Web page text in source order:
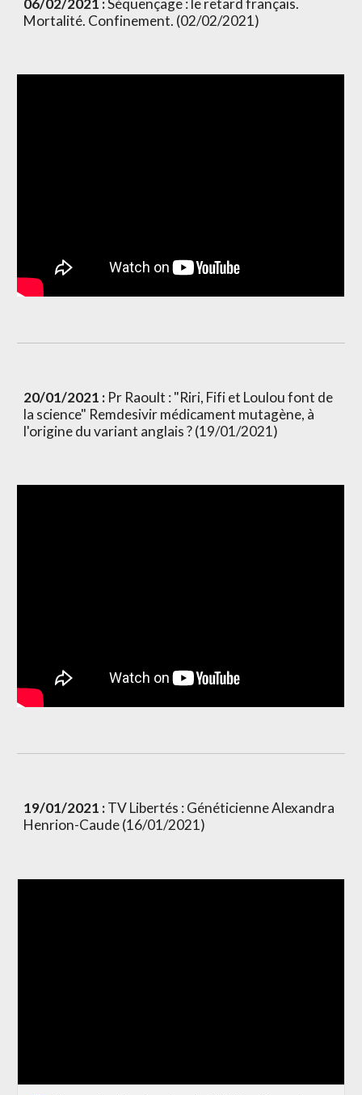
06/02/2021 : Séquençage : le retard français.
Mortalité. Confinement. (02/02/2021)
20/01/2021 : Pr Raoult : "Riri, Fifi et Loulou font de
la science" Remdesivir médicament mutagène, à
l'origine du variant anglais ? (19/01/2021)
19/01/2021 : TV Libertés : Généticienne Alexandra
Henrion-Caude (16/01/2021)